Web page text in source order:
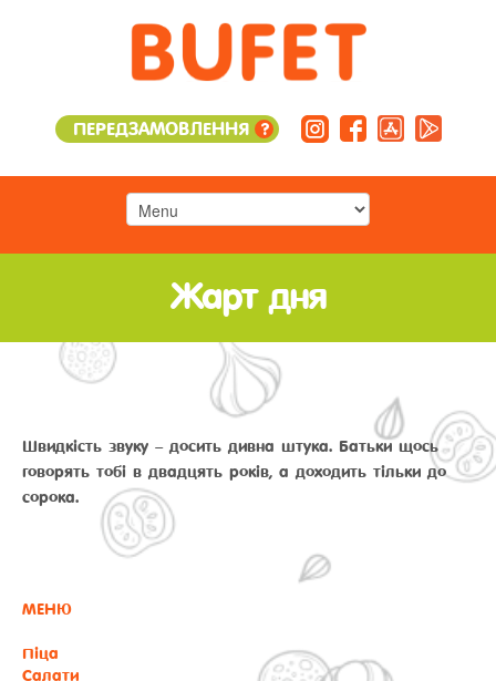
ПЕРЕДЗАМОВЛЕННЯ ?
Жарт дня
Швидкість звуку – досить дивна штука. Батьки щось
говорять тобі в двадцять років, а доходить тільки до
сорока.
МЕНЮ
Піца
Салати